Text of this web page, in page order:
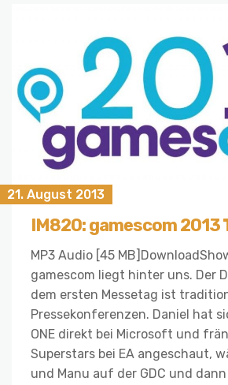
21. August 2013
IM820: gamescom 2013
MP3 Audio [45
gamescom liegt hinter uns. Der
dem ersten Messetag ist
Pressekonferenzen. Daniel hat
ONE direkt bei Microsoft und
Superstars bei EA angeschaut,
und Manu auf der GDC und